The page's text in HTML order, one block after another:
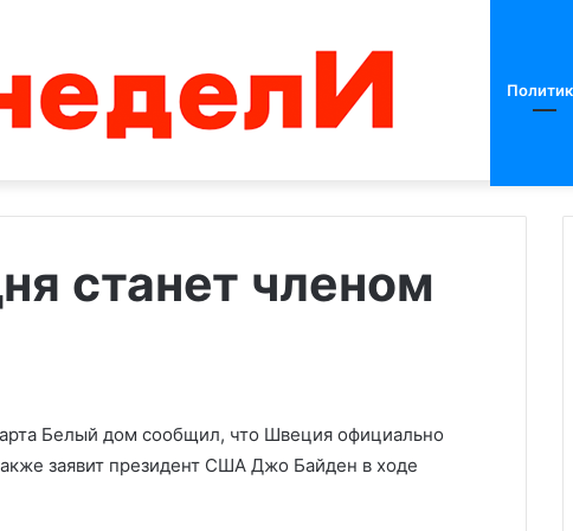
станет членом
Белый дом сообщил, что Швеция официально
заявит президент США Джо Байден в ходе
приедет
переговоры
26.06.2025
Президент Эрдоган: Дональд